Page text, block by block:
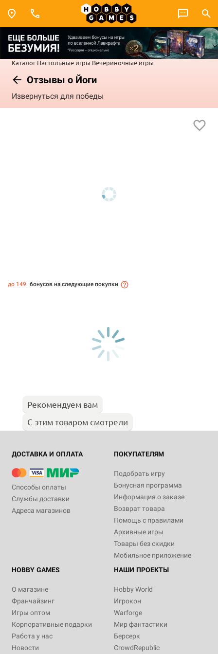
Каталог Настольные игры Вечериночные игры
Отзывы о Йоги
Извернуться для победы
до 149 бонусов на следующие покупки
Рекомендуем вам
С этим товаром смотрели
ДОСТАВКА И ОПЛАТА
Способы оплаты
Службы доставки
Адреса магазинов
ПОКУПАТЕЛЯМ
Подобрать игру
Бонусная программа
Информация о заказе
Возврат товара
Помощь с правилами
Архивные игры
Товары без скидки
Мобильное приложение
HOBBY GAMES
О магазине
Франчайзинг
Игры оптом
Корпоративные подарки
Работа у нас
Новости
НАШИ ПРОЕКТЫ
Hobby World
Игрокон
Warforge
Мир фантастики
Берсерк
CrowdRepublic